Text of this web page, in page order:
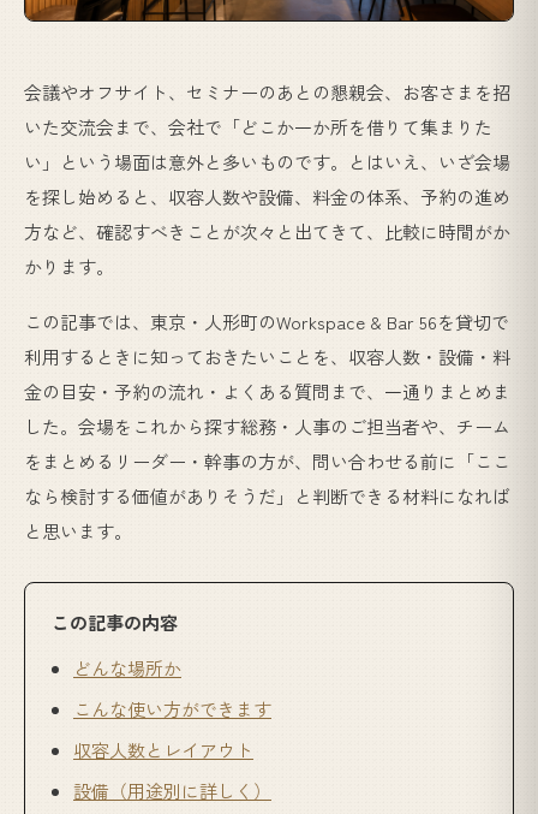
会議やオフサイト、セミナーのあとの懇親会、お客さまを招
いた交流会まで、会社で「どこか一か所を借りて集まりた
い」という場面は意外と多いものです。とはいえ、いざ会場
を探し始めると、収容人数や設備、料金の体系、予約の進め
方など、確認すべきことが次々と出てきて、比較に時間がか
かります。
この記事では、東京・人形町のWorkspace & Bar 56を貸切で
利用するときに知っておきたいことを、収容人数・設備・料
金の目安・予約の流れ・よくある質問まで、一通りまとめま
した。会場をこれから探す総務・人事のご担当者や、チーム
をまとめるリーダー・幹事の方が、問い合わせる前に「ここ
なら検討する価値がありそうだ」と判断できる材料になれば
と思います。
この記事の内容
どんな場所か
こんな使い方ができます
収容人数とレイアウト
設備（用途別に詳しく）